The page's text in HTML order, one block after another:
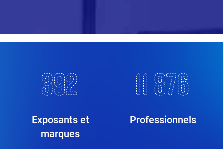
399
Exposants et
marques
12 097
Professionnels